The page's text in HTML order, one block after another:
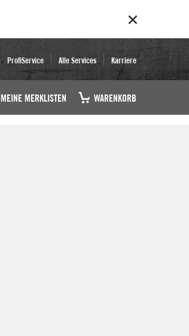
ProfiService Alle Services Karriere
MEINE MERKLISTEN WARENKORB